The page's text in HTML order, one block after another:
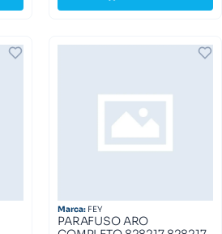
Marca: FEY
PARAFUSO ARO